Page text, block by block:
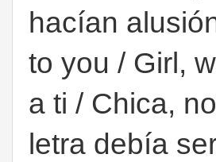
hacían
to you / Girl,
a ti / Chica,
letra debía